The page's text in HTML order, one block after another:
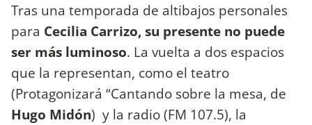
Tras una temporada de altibajos personales
para Cecilia Carrizo, su presente no puede
ser más luminoso. La vuelta a dos espacios
que la representan, como el teatro
(Protagonizará “Cantando sobre la mesa, de
Hugo Midón) y la radio (FM 107.5), la